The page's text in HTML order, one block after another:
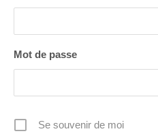
Mot de passe
Se souvenir de moi